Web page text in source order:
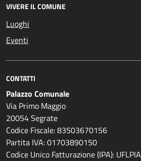
VIVERE IL COMUNE
Luoghi
Eventi
CONTATTI
Palazzo Comunale
Via Primo Maggio
20054 Segrate
Codice Fiscale: 83503670156
Partita IVA: 01703890150
Codice Unico Fatturazione (IPA): UFLPIA